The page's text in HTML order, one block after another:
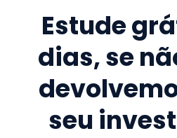
Estude
dias, se
seu